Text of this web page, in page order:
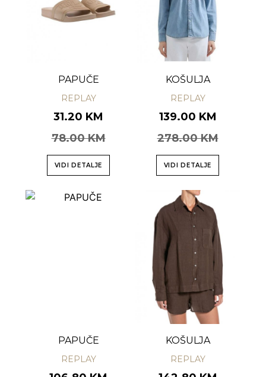
PAPUČE
REPLAY
31.20 KM
78.00 KM
VIDI DETALJE
KOŠULJA
REPLAY
139.00 KM
278.00 KM
VIDI DETALJE
PAPUČE
REPLAY
KOŠULJA
REPLAY